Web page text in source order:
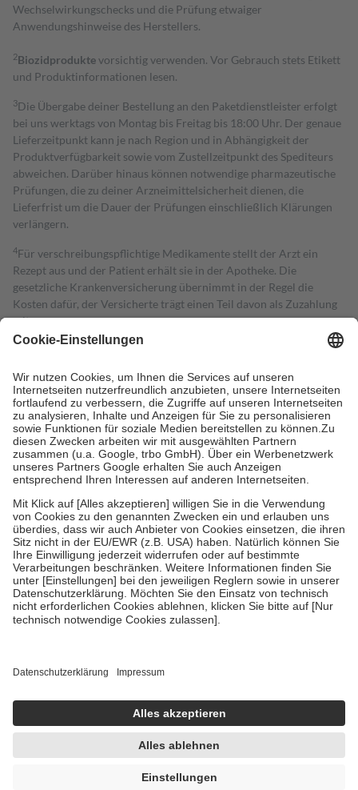
Wechselwirkungschecks und die Prüfung etwaiger
Anwendungshinweise des Herstellers.
2Biozidproduktevorsichtig verwenden. Vor Gebrauch stets Etikett
und Produktinformationen lesen.
3Die Übergabe deiner Bestellung an den Paketdienstleister erfolgt
bei uns werktags von Montag bis Freitag bis 18:00 Uhr. Der genaue
Lieferzeitpunkt kann je nach Region und in Abhängigkeit der
Produktverfügbarkeit sowie vom Zustellzeitpunkt des Spediteurs
abweichen. Darüber hinaus können notwendige pharmazeutische
Prüfungen, die zu deiner Arzneimittelsicherheit dienen, die
Lieferfrist um die Dauer der Prüfungen einschließlich Klärungen
verlängern.
4Für verschreibungspflichtige Medikamente stellt der Arzt ein
Rezept aus und der Patient erhält sie in der Apotheke. Die
gesetzliche Krankenversicherung übernimmt in der Regel die
Kosten dafür, der Versicherte trägt einen Teil davon als Zuzahlung
mit.
Grundsätzlich leisten Mitglieder Zuzahlungen in Höhe von zehn
höchstens zehn Euro.
Es sind jedoch nie mehr als die tatsächlichen
Kosten der Leistung zu entrichten.
Diese Regeln gelten grundsätzlich auch für Online-Apotheken.
Bei Heilmitteln und häuslicher Krankenpflege beträgt die
Zuzahlung zehn Prozent der Kosten sowie zehn Euro je
Verordnung.
Um das Engagement der Versicherten für ihre eigene Gesundheit zu
stärken und die besondere Stellung der Familie zu unterstützen,
fallenkeine Zuzahlungenan bei:
• Kindern und Jugendlichen bis zum vollendeten 18. Lebensjahr
mit Ausnahme der Fahrkosten
• Untersuchungen zur Vorsorge und Früherkennung, die von der
GKV getragen werden
• empfohlenen Schutzimpfungen
• Harn- und Blutteststreifen
getroffen, um sicherzustellen, dass es sich um echte Bewertungen
https://help.etrusted.com/hc/de/articles/4419944605341
Einige Bilder und Inhalte wurden unter Zuhilfenahme künstlicher